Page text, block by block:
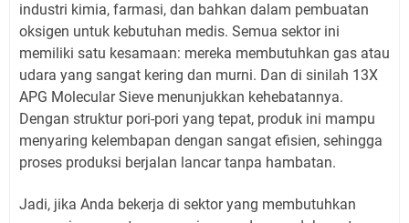
industri kimia, farmasi, dan bahkan dalam pembuatan
oksigen untuk kebutuhan medis. Semua sektor ini
memiliki satu kesamaan: mereka membutuhkan gas atau
udara yang sangat kering dan murni. Dan di sinilah 13X
APG Molecular Sieve menunjukkan kehebatannya.
Dengan struktur pori-pori yang tepat, produk ini mampu
menyaring kelembapan dengan sangat efisien, sehingga
proses produksi berjalan lancar tanpa hambatan.
Jadi, jika Anda bekerja di sektor yang membutuhkan